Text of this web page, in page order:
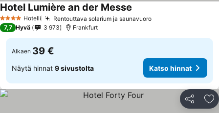
4 Tähtiluokitus
Hotelli Rentouttava solarium ja saunavuoro
Hotel Lumière an der Messe
7,7 Hyvä 3 973 Frankfurt
Alkaen 39 €
Näytä hinnat 9 sivustolta Katso hinnat
Jaa